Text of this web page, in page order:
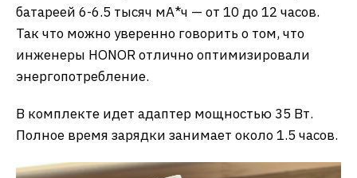
батареей 6-6.5 тысяч мА*ч — от 10 до 12 часов.
Так что можно уверенно говорить о том, что
инженеры HONOR отлично оптимизировали
энергопотребление.
В комплекте идет адаптер мощностью 35 Вт.
Полное время зарядки занимает около 1.5 часов.